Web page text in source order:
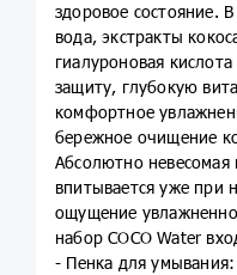
здоровое состояние.
вода, экстракты
гиалуроновая
защиту, глубокую
комфортное
бережное очищение
Абсолютно невесомая
впитывается уже при
ощущение
набор COCO Water
- Пенка для умывания: